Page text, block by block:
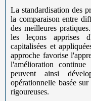
La standardisation des
la comparaison entre
des meilleures
les leçons apprises
capitalisées et
approche favorise
l'amélioration continue
peuvent ainsi
opérationnelle basée
rigoureuses.